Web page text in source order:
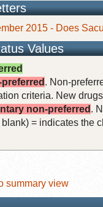
2015 - Does
Values
preferred . Non-
criteria. New
non-preferred .
blank) = indicates the
summary view